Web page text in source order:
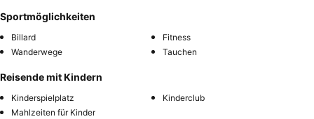
Sportmöglichkeiten
Billard
Fitness
Wanderwege
Tauchen
Reisende mit Kindern
Kinderspielplatz
Kinderclub
Mahlzeiten für Kinder